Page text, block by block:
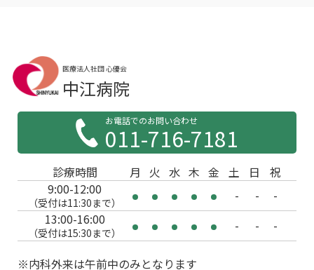
医療法人社団 心優会
中江病院
お電話でのお問い合わせ
011-716-7181
診療時間 月 火 水 木 金 土 日
祝
9:00-12:00
（受付は11:30まで） - -
-
13:00-16:00
（受付は15:30まで） - - -
※内科外来は午前中のみとなります